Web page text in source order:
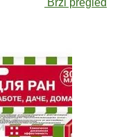
Brzi pregled